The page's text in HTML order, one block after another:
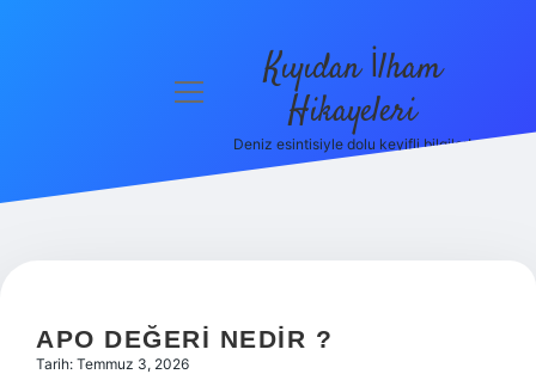
Hakkımızda
menüyü
Kıyıdan İlham
Hikayeleri
Deniz esintisiyle dolu keyifli bilgiler!
APO DEĞERI NEDIR ?
Tarih: Temmuz 3, 2026